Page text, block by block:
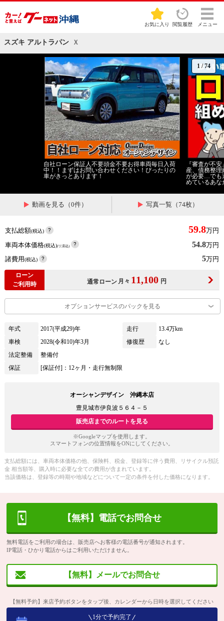
お気に入り 閲覧履歴 メニュー
スズキ アルトラパン Ｘ
1 /74
自社ローン保証人不要頭金不要お得車両毎日入荷
中！！まずはお問い合わせください！ぴったりの
車がきっとあります！
『審査が不
産、債務整
が必要…でも
めているあな
動画を見る（0件） 写真一覧（74枚）
支払総額(税込) 59.8万円
車両本体価格(税込)(リ済込) 54.8万円
諸費用(税込) 5万円
ローン
ご利用時
通常ローン 月々 11,100 円
オプションサービスのパックを見る
年式 2017(平成29)年 走行
13.4万km
車検
2028(令和10)年3月 修復歴
なし
法定整備
整備付
保証
[保証付]：12ヶ月・走行無制限
オーシャンデザイン 沖縄本店
豊見城市伊良波５６４－５
販売店までのルートを見る
※Googleマップを使用します。
スマートフォンの位置情報をONにしてください。
支払総額には、車両本体価格の他、保険料、税金、登録等に伴う費用、リサイクル預託
金 相当額等、購入時に必要な全ての費用が含まれています。
当該価格は、登録等の時期や地域などについて一定の条件を付した価格になります。
【無料】電話でお問合せ
無料電話をご利用の場合は、販売店へお客様の電話番号が通知されます。
IP電話・ひかり電話からはご利用いただけません。
【無料】メールでお問合せ
【無料予約】来店予約ボタンをタップ後、カレンダーから日時を選択してください
1分で予約完了